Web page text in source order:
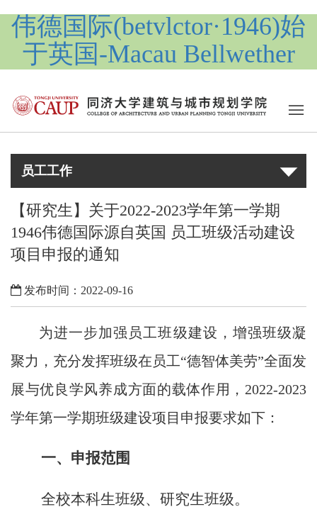
伟德国际(betvlctor·1946)始
于英国-Macau Bellwether
员工工作
【研究生】关于2022-2023学年第一学期
1946伟德国际源自英国 员工班级活动建设
项目申报的通知
发布时间：2022-09-16
为进一步加强员工班级建设，增强班级凝
聚力，充分发挥班级在员工“德智体美劳”全面发
展与优良学风养成方面的载体作用， 2022-2023
学年第一学期班级建设项目申报要求如下：
一、申报范围
全校本科生班级、研究生班级。